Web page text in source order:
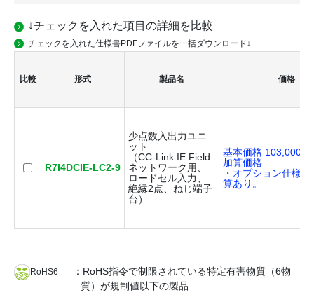
↓チェックを入れた項目の詳細を比較
チェックを入れた仕様書PDFファイルを一括ダウンロード↓
比較 形式 製品名 価格
R7I4DCIE-LC2-9
少点数入出力ユニ
ット
（CC-Link IE Field
ネットワーク用、
ロードセル入力、
絶縁2点、ねじ端子
台）
基本価格 103,000円
加算価格
・オプション仕様
算あり。
RoHS6
：RoHS指令で制限されている特定有害物質（6物
質）が規制値以下の製品